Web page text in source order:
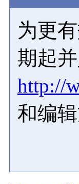
为更
期起
http://
和编